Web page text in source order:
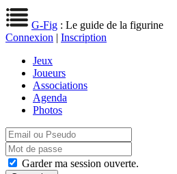
G-Fig : Le guide de la figurine
Connexion | Inscription
Jeux
Joueurs
Associations
Agenda
Photos
Garder ma session ouverte.